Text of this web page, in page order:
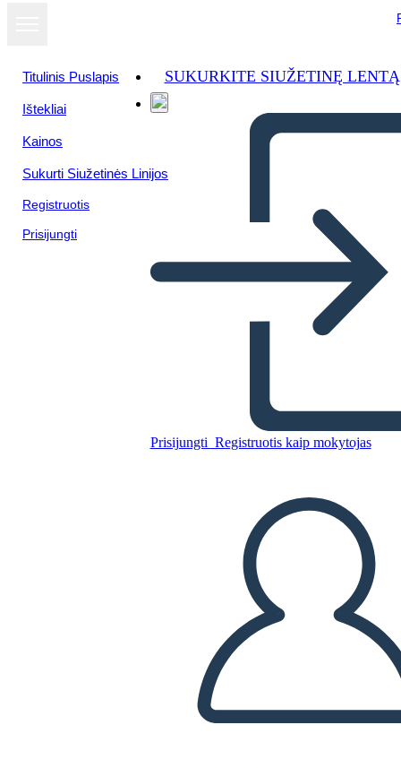
Titulinis Puslapis
Ištekliai
Kainos
Sukurti Siužetinės Linijos
Registruotis
Prisijungti
SUKURKITE SIUŽETINĘ LENTĄ
Prisijungti Registruotis kaip mokytojas
הבנת הבחירות של 1800
Nukopijuokite šią siužetinę lentą
SUKURTI SIUŽETINĘ LENTĄ
PALEISTI SKAIDRIŲ DEMONSTRACIJĄ
SKAITYK MAN